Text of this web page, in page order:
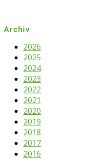
Archiv
2026
2025
2024
2023
2022
2021
2020
2019
2018
2017
2016